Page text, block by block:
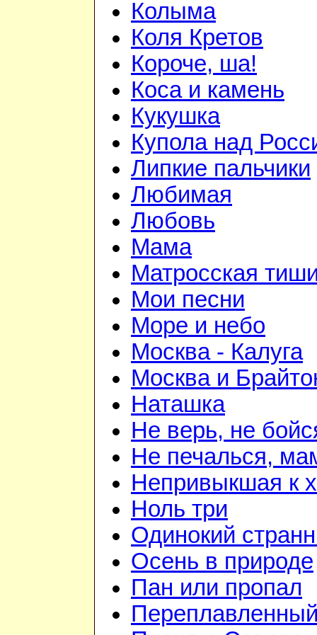
Колыма
Коля Кретов
Короче, ша!
Коса и камень
Кукушка
Купола над
Липкие пальчики
Любимая
Любовь
Мама
Матросская
Мои песни
Море и небо
Москва - Калуга
Москва и
Наташка
Не верь, не
Не печалься,
Непривыкшая к
Ноль три
Одинокий
Осень в природе
Пан или пропал